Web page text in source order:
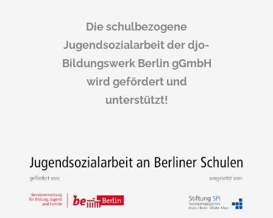
Die schulbezogene
Jugendsozialarbeit der djo-
Bildungswerk Berlin gGmbH
wird gefördert und
unterstützt!